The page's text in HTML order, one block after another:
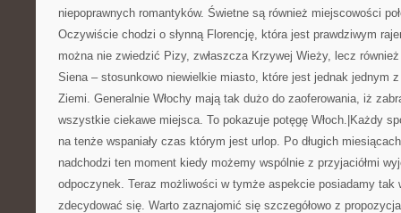
niepoprawnych romantyków. Świetne są również miejscowości
Oczywiście chodzi o słynną Florencję, która jest prawdziwym
można nie zwiedzić Pizy, zwłaszcza Krzywej Wieży, lecz
Siena – stosunkowo niewielkie miasto, które jest jednak jednym
Ziemi. Generalnie Włochy mają tak dużo do zaoferowania, iż
wszystkie ciekawe miejsca. To pokazuje potęgę Włoch.|Każdy
na tenże wspaniały czas którym jest urlop. Po długich
nadchodzi ten moment kiedy możemy wspólnie z przyjaciółmi
odpoczynek. Teraz możliwości w tymże aspekcie posiadamy tak
zdecydować się. Warto zaznajomić się szczegółowo z